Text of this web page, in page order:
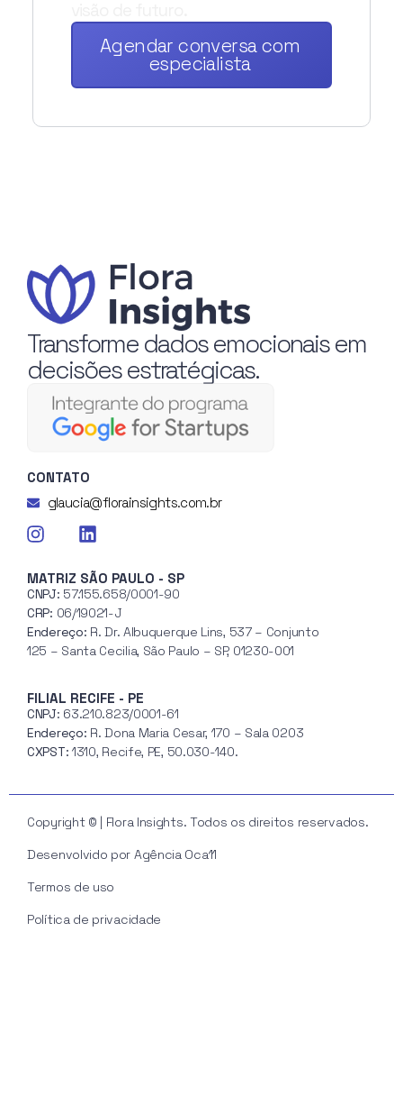
Agendar conversa com
especialista
Transforme dados emocionais em
decisões estratégicas.
CONTATO
glaucia@florainsights.com.br
MATRIZ SÃO PAULO - SP
CNPJ: 57.155.658/0001-90
CRP: 06/19021-J
Endereço: R. Dr. Albuquerque Lins, 537 – Conjunto
125 – Santa Cecilia, São Paulo – SP, 01230-001
FILIAL RECIFE - PE
CNPJ: 63.210.823/0001-61
Endereço: R. Dona Maria Cesar, 170 – Sala 0203
CXPST: 1310, Recife, PE, 50.030-140.
Copyright © | Flora Insights. Todos os direitos reservados.
Desenvolvido por Agência Oca11
Termos de uso
Política de privacidade